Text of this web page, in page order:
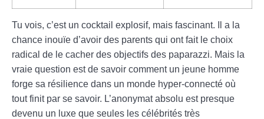
Tu vois, c’est un cocktail explosif, mais fascinant. Il a la
chance inouïe d’avoir des parents qui ont fait le choix
radical de le cacher des objectifs des paparazzi. Mais la
vraie question est de savoir comment un jeune homme
forge sa résilience dans un monde hyper-connecté où
tout finit par se savoir. L’anonymat absolu est presque
devenu un luxe que seules les célébrités très